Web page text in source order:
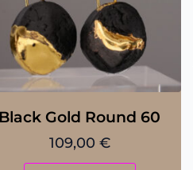
Black Gold Round 60
109,00 €